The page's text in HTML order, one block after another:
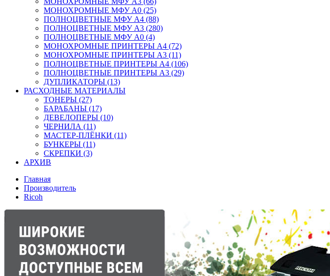
МОНОХРОМНЫЕ МФУ А0 (25)
ПОЛНОЦВЕТНЫЕ МФУ А4 (88)
ПОЛНОЦВЕТНЫЕ МФУ А3 (280)
ПОЛНОЦВЕТНЫЕ МФУ А0 (4)
МОНОХРОМНЫЕ ПРИНТЕРЫ А4 (72)
МОНОХРОМНЫЕ ПРИНТЕРЫ А3 (11)
ПОЛНОЦВЕТНЫЕ ПРИНТЕРЫ А4 (106)
ПОЛНОЦВЕТНЫЕ ПРИНТЕРЫ А3 (29)
ДУПЛИКАТОРЫ (13)
РАСХОДНЫЕ МАТЕРИАЛЫ
ТОНЕРЫ (27)
БАРАБАНЫ (17)
ДЕВЕЛОПЕРЫ (10)
ЧЕРНИЛА (11)
МАСТЕР-ПЛЁНКИ (11)
БУНКЕРЫ (11)
СКРЕПКИ (3)
АРХИВ
Главная
Производитель
Ricoh